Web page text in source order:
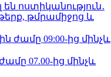
ոստիկանություն․
թմրամիջոց և
ժամը 09:00-ից մինչև
ժամը 07.00-ից մինչև